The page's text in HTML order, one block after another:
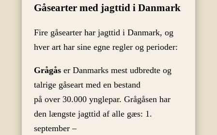
Gåsearter med jagttid i Danmark
Fire gåsearter har jagttid i Danmark, og
hver art har sine egne regler og perioder:
Grågåser Danmarks mest udbredte og
talrige gåseart med en bestand
på over 30.000 ynglepar. Grågåsen har
den længste jagttid af alle gæs: 1.
september –